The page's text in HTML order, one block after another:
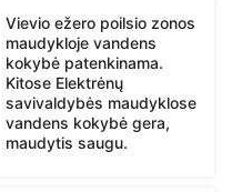
Vievio ežero poilsio zonos
maudykloje vandens
kokybė patenkinama.
Kitose Elektrėnų
savivaldybės maudyklose
vandens kokybė gera,
maudytis saugu.